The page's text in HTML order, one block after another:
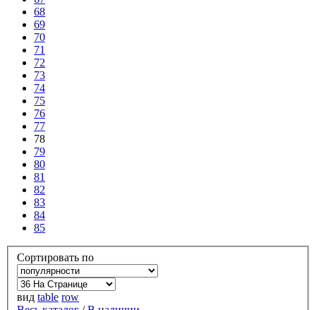
68
69
70
71
72
73
74
75
76
77
78
79
80
81
82
83
84
85
Сортировать по
вид table row